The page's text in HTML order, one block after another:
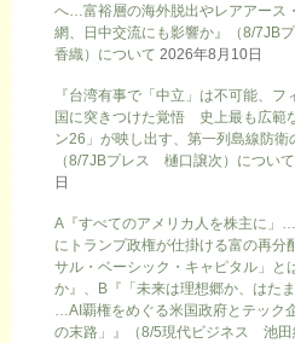
へ…富裕層の海外脱出やレアアース
網、日中交流にも影響か』（8/7JB
香織）について 2026年8月10日
『台湾有事で「中立」は不可能、フ
国に突きつけた覚悟 史上最も広範
ン26」が映し出す、第一列島線防衛
（8/7JBプレス 樋口譲次）について
日
A『すべてのアメリカ人を株主に」
にトランプ政権が仕掛ける富の再分
サル・ベーシック・キャピタル」と
か』、B『「未来は理想郷か、はたま
…AI覇権をめぐる米国政府とテック
の末路」』（8/5現代ビジネス 池田